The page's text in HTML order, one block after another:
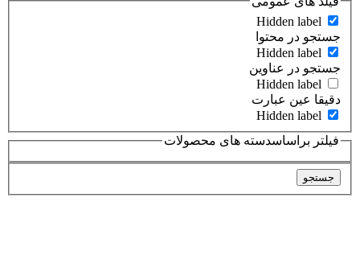
Hidden label
جستجو در محتوا
Hidden label
جستجو در عناوین
Hidden label
دقیقا عین عبارت
Hidden label
فیلتر براساسدسته های محصولات
جستجو